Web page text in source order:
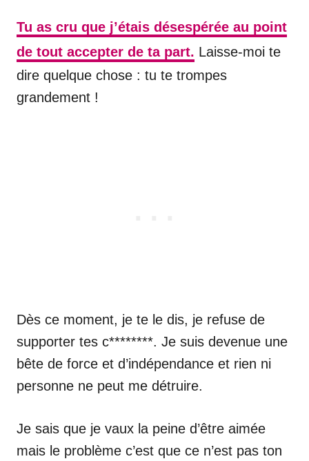
Tu as cru que j’étais désespérée au point
de tout accepter de ta part. Laisse-moi te
dire quelque chose : tu te trompes
grandement !
Dès ce moment, je te le dis, je refuse de
supporter tes c********. Je suis devenue une
bête de force et d’indépendance et rien ni
personne ne peut me détruire.
Je sais que je vaux la peine d’être aimée
mais le problème c’est que ce n’est pas ton